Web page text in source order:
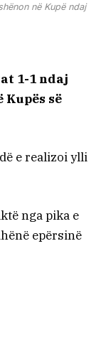
në Kupë ndaj
1-1 ndaj
së
e realizoi ylli
nga pika e
epërsinë